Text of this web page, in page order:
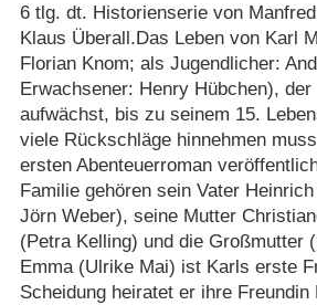
6 tlg. dt. Historienserie von
Klaus Überall.Das Leben von Karl
Florian Knom; als Jugendlicher:
Erwachsener: Henry Hübchen),
aufwächst, bis zu seinem 15.
viele Rückschläge hinnehmen
ersten Abenteuerroman
Familie gehören sein Vater
Jörn Weber), seine Mutter
(Petra Kelling) und die Großmutter
Emma (Ulrike Mai) ist Karls erste
Scheidung heiratet er ihre Freundin